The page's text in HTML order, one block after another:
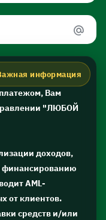
Вам
"ЛЮБОЙ
доходов,
финансированию
AML-
от клиентов.
средств и/или